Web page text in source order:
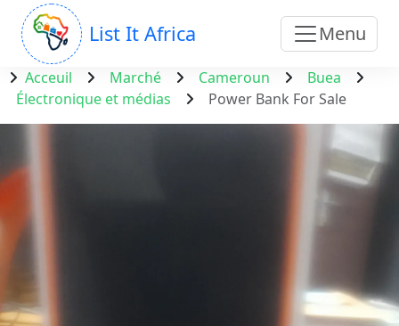
List It Africa Menu
Acceuil Marché Cameroun
Buea
Électronique et médias
Power Bank For Sale